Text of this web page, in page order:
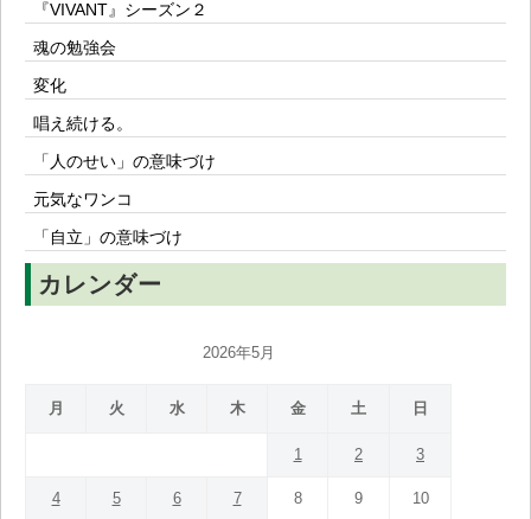
『VIVANT』シーズン２
魂の勉強会
変化
唱え続ける。
「人のせい」の意味づけ
元気なワンコ
「自立」の意味づけ
カレンダー
2026年5月
月 火 水 木 金 土 日
1 2 3
4 5 6 7 8 9 10